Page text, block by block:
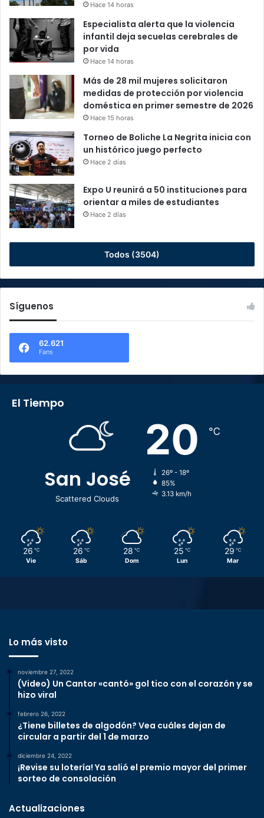
Hace 14 horas
Especialista alerta que la violencia
infantil deja secuelas cerebrales de
por vida
Hace 14 horas
Más de 28 mil mujeres solicitaron
medidas de protección por violencia
doméstica en primer semestre de 2026
Hace 15 horas
Torneo de Boliche La Negrita inicia con
un histórico juego perfecto
Hace 2 días
Expo U reunirá a 50 instituciones para
orientar a miles de estudiantes
Hace 2 días
Todos (3504)
Síguenos
62.621
Fans
El Tiempo
San José
Scattered Clouds
20 ℃
26º - 18º
85%
3.13 km/h
26 ℃
Vie
26 ℃
Sáb
28 ℃
Dom
25 ℃
Lun
29 ℃
Mar
Lo más visto
noviembre 27, 2022
(Video) Un Cantor «cantó» gol tico con el corazón y se
hizo viral
febrero 26, 2022
¿Tiene billetes de algodón? Vea cuáles dejan de
circular a partir del 1 de marzo
diciembre 24, 2022
¡Revise su lotería! Ya salió el premio mayor del primer
sorteo de consolación
Actualizaciones